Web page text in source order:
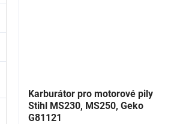
Karburátor pro motorové pily
Stihl MS230, MS250, Geko
G81121